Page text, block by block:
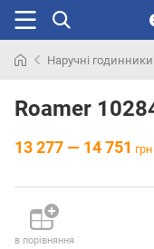
раніше
Наручні годинники
Roamer
13 277 — 14 751 грн.
в порівняння